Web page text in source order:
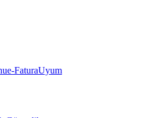
e-FaturaUyum